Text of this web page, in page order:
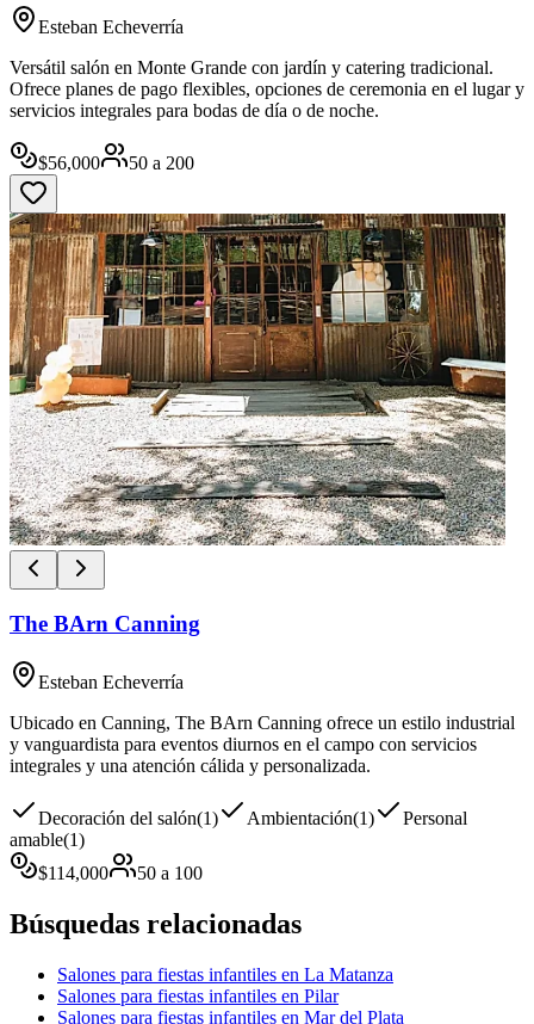
Esteban Echeverría
Versátil salón en Monte Grande con jardín y catering tradicional.
Ofrece planes de pago flexibles, opciones de ceremonia en el lugar y
servicios integrales para bodas de día o de noche.
$56,000 50 a 200
The BArn Canning
Esteban Echeverría
Ubicado en Canning, The BArn Canning ofrece un estilo industrial
y vanguardista para eventos diurnos en el campo con servicios
integrales y una atención cálida y personalizada.
Decoración del salón(1) Ambientación(1)
Personal
amable(1)
$114,000 50 a 100
Búsquedas relacionadas
Salones para fiestas infantiles en La Matanza
Salones para fiestas infantiles en Pilar
Salones para fiestas infantiles en Mar del Plata